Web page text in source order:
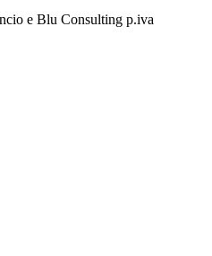
e Blu Consulting p.iva